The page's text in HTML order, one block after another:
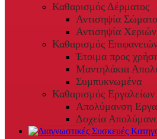
Καθαρισμός Δέρματος
Αντισηψία
Αντισηψία Χεριών
Καθαρισμός
Έτοιμα προς
Μαντηλάκια
Συμπυκνωμένα
Καθαρισμός Εργαλείων
Απολύμανση
Δοχεία